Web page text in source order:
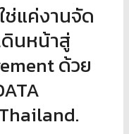
ช่แค่งานจัด
ดินหน้าสู่
ด้วย